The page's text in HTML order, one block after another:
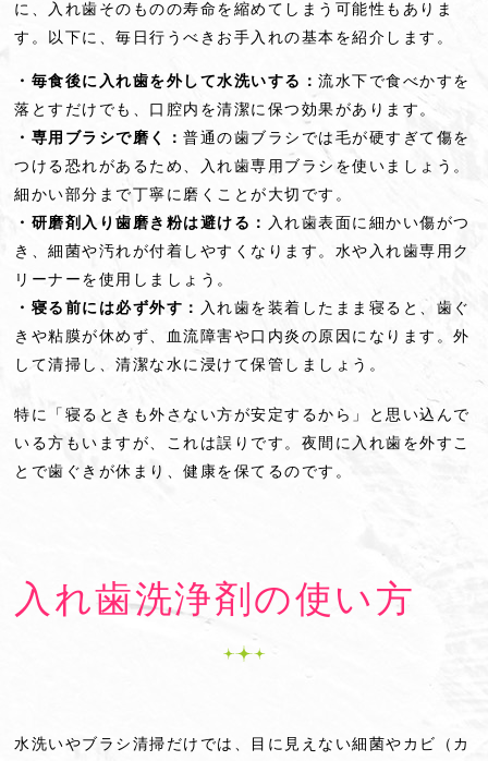
に、入れ歯そのものの寿命を縮めてしまう可能性もありま
す。以下に、毎日行うべきお手入れの基本を紹介します。
・毎食後に入れ歯を外して水洗いする：流水下で食べかすを
落とすだけでも、口腔内を清潔に保つ効果があります。
・専用ブラシで磨く：普通の歯ブラシでは毛が硬すぎて傷を
つける恐れがあるため、入れ歯専用ブラシを使いましょう。
細かい部分まで丁寧に磨くことが大切です。
・研磨剤入り歯磨き粉は避ける： 入れ歯表面に細かい傷がつ
き、細菌や汚れが付着しやすくなります。水や入れ歯専用ク
リーナーを使用しましょう。
・寝る前には必ず外す： 入れ歯を装着したまま寝ると、歯ぐ
きや粘膜が休めず、血流障害や口内炎の原因になります。外
して清掃し、清潔な水に浸けて保管しましょう。
特に「寝るときも外さない方が安定するから」と思い込んで
いる方もいますが、これは誤りです。夜間に入れ歯を外すこ
とで歯ぐきが休まり、健康を保てるのです。
入れ歯洗浄剤の使い方
水洗いやブラシ清掃だけでは、目に見えない細菌やカビ（カ